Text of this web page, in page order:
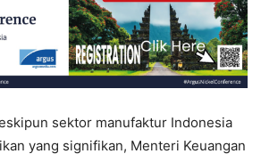
sektor manufaktur Indonesia
yang signifikan, Menteri Keuangan